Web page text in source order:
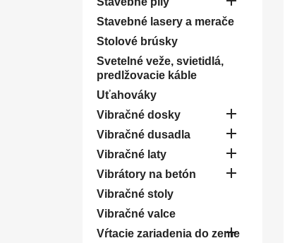
Stavebné lasery a merače
Stolové brúsky
Svetelné veže, svietidlá,
predlžovacie káble
Uťahováky
Vibračné dosky

Vibračné dusadla 
Vibračné laty 
Vibrátory na betón 
Vibračné stoly
Vibračné valce
Vŕtacie zariadenia do zeme
